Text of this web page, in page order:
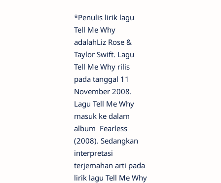
*Penulis lirik lagu
Tell Me Why
adalahLiz Rose &
Taylor Swift. Lagu
Tell Me Why rilis
pada tanggal 11
November 2008.
Lagu Tell Me Why
masuk ke dalam
album Fearless
(2008). Sedangkan
interpretasi
terjemahan arti pada
lirik lagu Tell Me Why